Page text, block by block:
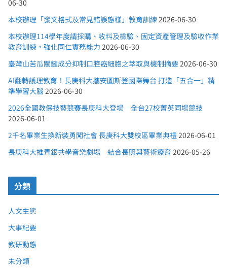
06-30
本校辦理「發文格式及常見錯誤態樣」教育訓練2026-06-30
本校辦理114學年度請採購、收料及檢驗、固定資產管理及驗收作業
教育訓練，強化同仁實務能力 2026-06-30
臺灣山苦瓜關鍵成分抑制口腔癌細胞之萃取與機制摘要2026-06-30
AI翻轉護理教育！長庚科大攜安圖斯登國際舞台 打造「五合一」精
準學習大腦 2026-06-30
2026全國教保技藝競賽長庚科大登場 全台27校菁英同場競技
2026-06-01
2千名畢業生換新裝勇闖社會 長庚科大雙校區畢業典禮2026-06-01
長庚科大推青銀共學音樂劇場 結合長照與藝術療育 2026-05-26
分類
人文生態
大事紀要
教研動態
未分類